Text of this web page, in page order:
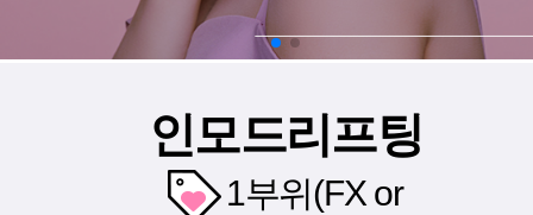
인모드리프팅
1부위(FX or